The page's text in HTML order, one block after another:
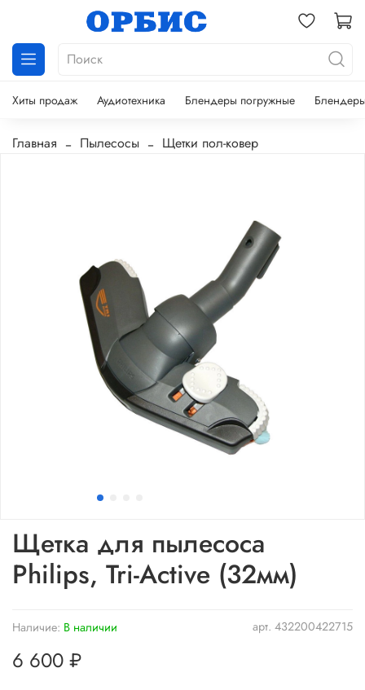
Хиты продаж Аудиотехника Блендеры погружные
Главная Пылесосы Щетки пол-ковер
арт. 432200422715
Наличие: В наличии
Щетка для пылесоса
Philips, Tri-Active (32мм)
6 600 ₽